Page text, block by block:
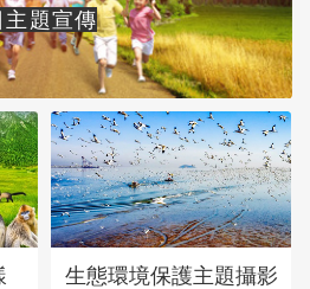
題宣傳
生態環境保護主題攝影